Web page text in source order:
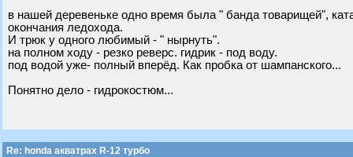
в нашей деревеньке одно время была " банда товарищей",
окончания ледохода.
И трюк у одного любимый - " нырнуть".
на полном ходу - резко реверс. гидрик - под воду.
под водой уже- полный вперёд. Как пробка от шампанского...
Понятно дело - гидрокостюм...
Re: honda акватрах R-12 турбо